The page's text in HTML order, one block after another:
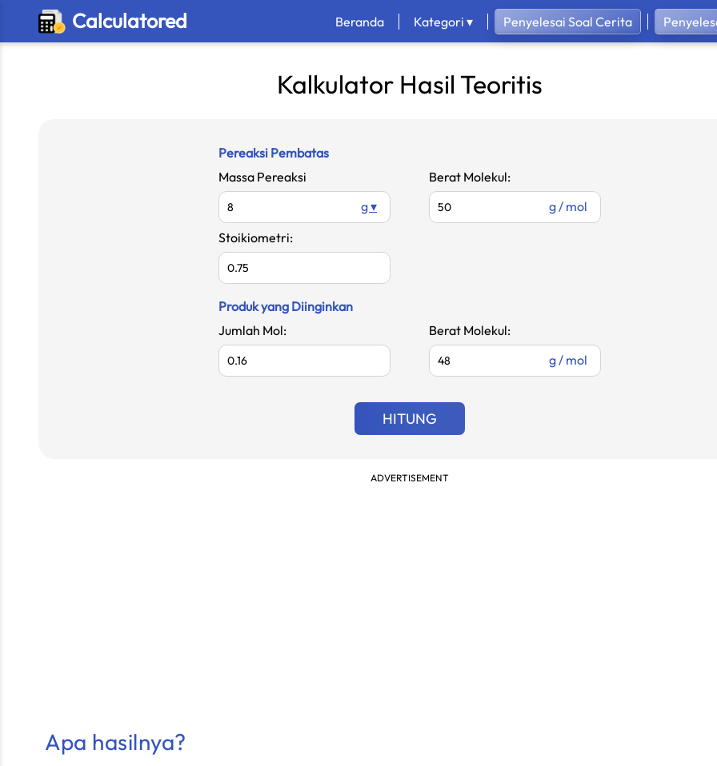
Calculatored Beranda Kategori ▾ Penyelesai Soal Cerita
Kalkulator Hasil Teoritis
Pereaksi Pembatas
Massa Pereaksi
g ▾
Berat Molekul:
g / mol
Stoikiometri:
Produk yang Diinginkan
Jumlah Mol:
Berat Molekul:
g / mol
HITUNG
ADVERTISEMENT
Apa hasilnya?